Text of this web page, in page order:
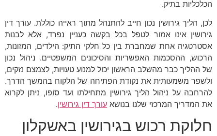
הכלכליות בתיק.
לכן, הליך גירושין נכון חייב להתנהל מתוך ראייה כוללת. עורך דין
גירושין אינו אמור לטפל בכל בקשה כעניין נפרד, אלא לבנות
אסטרטגיה אחת שמחברת בין כל חלקי התיק: הילדים, המזונות,
הרכוש, ההסכמות האפשריות והסיכונים המשפטיים. ניהול נכון
של ההליך כבר מהשלב הראשון יכול למנוע טעויות, לצמצם נזקים,
ולשפר משמעותית את נקודת הפתיחה של הלקוח בהמשך הדרך.
להרחבה על ניהול הליך גירושין מתחילתו ועד סופו, ניתן לקרוא
את המדריך המרכזי שלנו בנושא עורך דין גירושין.
חלוקת רכוש בגירושין באשקלון